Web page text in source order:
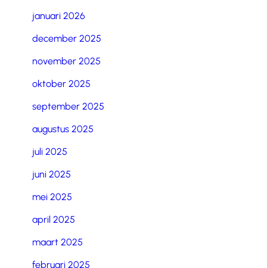
januari 2026
december 2025
november 2025
oktober 2025
september 2025
augustus 2025
juli 2025
juni 2025
mei 2025
april 2025
maart 2025
februari 2025